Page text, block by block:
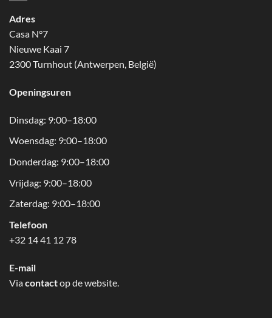
Adres
Casa N°7
Nieuwe Kaai 7
2300 Turnhout (Antwerpen, België)
Openingsuren
Dinsdag: 9:00–18:00
Woensdag: 9:00–18:00
Donderdag: 9:00–18:00
Vrijdag: 9:00–18:00
Zaterdag: 9:00–18:00
Telefoon
+32 14 41 12 78
E-mail
Viacontactop de website.